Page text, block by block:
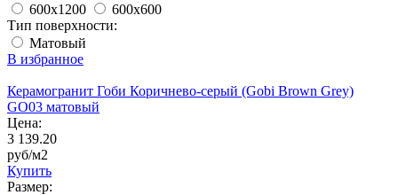
600x1200
600x600
Тип поверхности:
Матовый
В избранное
Керамогранит Гоби Коричнево-серый (Gobi Brown Grey)
GO03 матовый
Цена:
3 139.20
руб/м2
Купить
Размер: